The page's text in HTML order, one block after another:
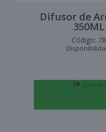
Difusor de
Código: